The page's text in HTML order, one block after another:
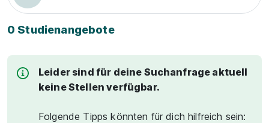
0 Studienangebote
Leider sind für deine Suchanfrage aktuell
keine Stellen verfügbar.
Folgende Tipps könnten für dich hilfreich sein: